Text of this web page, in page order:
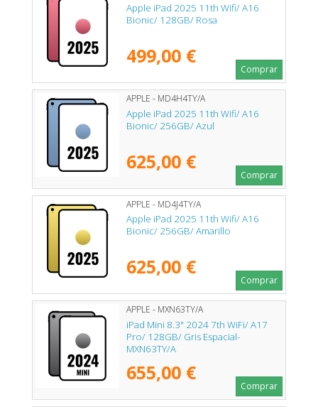
Apple iPad 2025 11th Wifi/ A16
Bionic/ 128GB/ Rosa
499,00 €
Comprar
APPLE - MD4H4TY/A
Apple iPad 2025 11th Wifi/ A16
Bionic/ 256GB/ Azul
625,00 €
Comprar
APPLE - MD4J4TY/A
Apple iPad 2025 11th Wifi/ A16
Bionic/ 256GB/ Amarillo
625,00 €
Comprar
APPLE - MXN63TY/A
iPad Mini 8.3" 2024 7th WiFi/ A17
Pro/ 128GB/ Gris Espacial-
MXN63TY/A
655,00 €
Comprar